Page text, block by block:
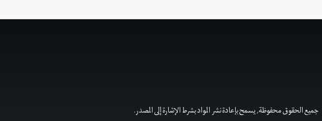
جميع الحقوق محفوظة, يسمح بإعادة نشر المواد بشرط الإشارة إلى المصدر.